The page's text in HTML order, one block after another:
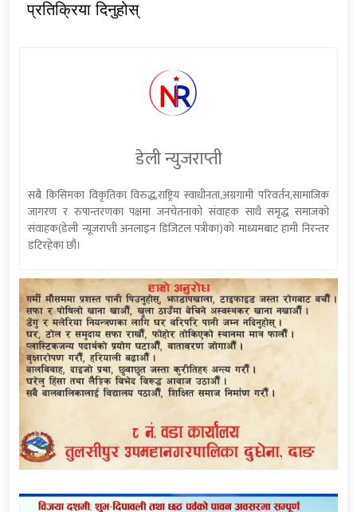
प्रतिक्रिया दिनुहोस्
डेली न्युजराप्ती
सबै किसिमका विकृतिका विरुद्ध,राष्ट्रिय स्वाधीनता,अग्रगामी परिवर्तन,सामाजिक
जागरण र रुपान्तरणका पक्षमा जनचेतनाको संवाहक साथै समृद्ध समाजको
संवाहक(डेली न्यूजराप्ती अनलाइन डिजिटल पत्रीका)को माध्यमबाट हामी निरन्तर
डटिरहेका छौं।